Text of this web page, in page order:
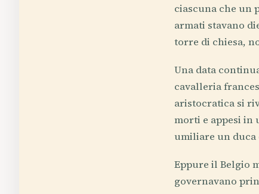
ciascuna che un
armati stavano
torre di chiesa,
Una data
cavalleria
aristocratica si
morti e appesi in
umiliare un duca
Eppure il Belgio
governavano